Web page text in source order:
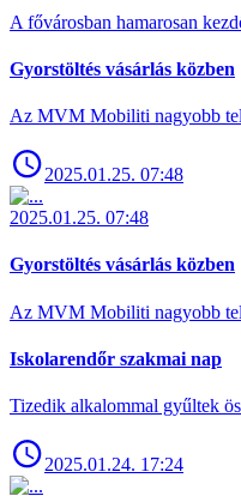
A fővárosban hamarosan
Gyorstöltés vásárlás közben
Az MVM Mobiliti nagyobb
2025.01.25. 07:48
2025.01.25. 07:48
Gyorstöltés vásárlás közben
Az MVM Mobiliti nagyobb
Iskolarendőr szakmai nap
Tizedik alkalommal gyűltek
2025.01.24. 17:24